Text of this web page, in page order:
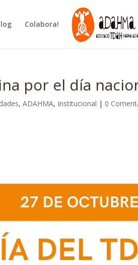
Colabora!
por el día
,ADAHMA, Institucional | 0